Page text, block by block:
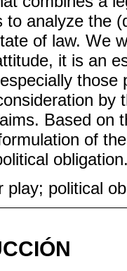
to analyze the
of law. We
it is an
by
Based on
of
play; political